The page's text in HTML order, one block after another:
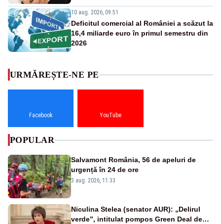
10 aug. 2026, 09:51
Deficitul comercial al României a scăzut la
16,4 miliarde euro în primul semestru din
2026
URMĂREȘTE-NE PE
Facebook YouTube
POPULAR
Salvamont România, 56 de apeluri de
urgență în 24 de ore
3 aug. 2026, 11:33
Niculina Stelea (senator AUR): „Delirul
verde”, intitulat pompos Green Deal de